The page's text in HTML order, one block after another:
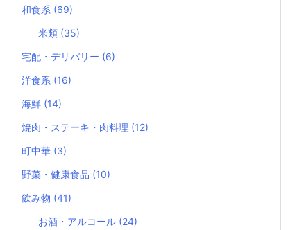
和食系 (69)
米類 (35)
宅配・デリバリー (6)
洋食系 (16)
海鮮 (14)
焼肉・ステーキ・肉料理 (12)
町中華 (3)
野菜・健康食品 (10)
飲み物 (41)
お酒・アルコール (24)